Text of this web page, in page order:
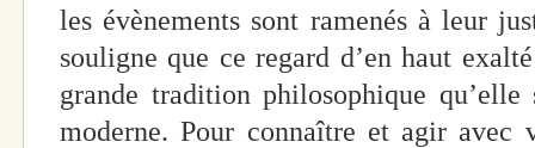
les évènements sont ramenés à leur
souligne que ce regard d’en haut
grande tradition philosophique
moderne. Pour connaître et agir